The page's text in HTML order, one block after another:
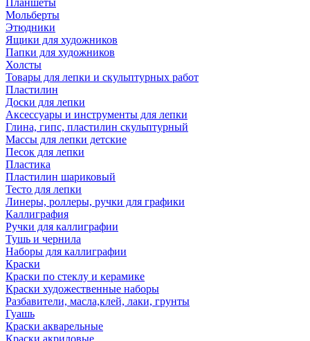
Планшеты
Мольберты
Этюдники
Ящики для художников
Папки для художников
Холсты
Товары для лепки и скульптурных работ
Пластилин
Доски для лепки
Аксессуары и инструменты для лепки
Глина, гипс, пластилин скульптурный
Массы для лепки детские
Песок для лепки
Пластика
Пластилин шариковый
Тесто для лепки
Линеры, роллеры, ручки для графики
Каллиграфия
Ручки для каллиграфии
Тушь и чернила
Наборы для каллиграфии
Краски
Краски по стеклу и керамике
Краски художественные наборы
Разбавители, масла,клей, лаки, грунты
Гуашь
Краски акварельные
Краски акриловые